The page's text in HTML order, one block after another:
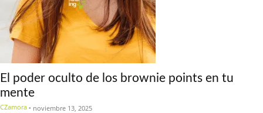
El poder oculto de los brownie points en tu
mente
CZamora - noviembre 13, 2025